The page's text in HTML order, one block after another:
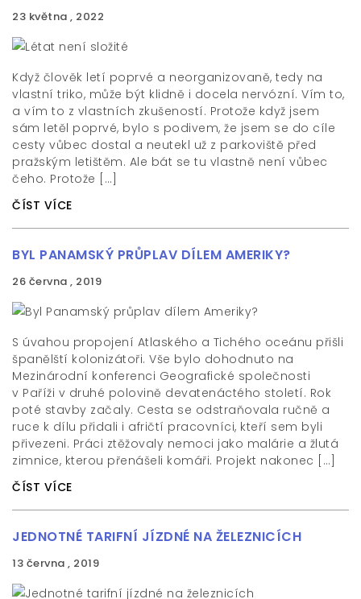
23 května , 2022
Když člověk letí poprvé a neorganizovaně, tedy na
vlastní triko, může být klidně i docela nervózní. Vím to,
a vím to z vlastních zkušeností. Protože když jsem
sám letěl poprvé, bylo s podivem, že jsem se do cíle
cesty vůbec dostal a neutekl už z parkoviště před
pražským letištěm. Ale bát se tu vlastně není vůbec
čeho. Protože […]
ČÍST VÍCE
BYL PANAMSKÝ PRŮPLAV DÍLEM AMERIKY?
26 června , 2019
S úvahou propojení Atlaského a Tichého oceánu přišli
španělští kolonizátoři. Vše bylo dohodnuto na
Mezinárodní konferenci Geografické společnosti
v Paříži v druhé polovině devatenáctého století. Rok
poté stavby začaly. Cesta se odstraňovala ručně a
ruce k dílu přidali i afričtí pracovníci, kteří sem byli
přivezeni. Práci ztěžovaly nemoci jako malárie a žlutá
zimnice, kterou přenášeli komáři. Projekt nakonec […]
ČÍST VÍCE
JEDNOTNÉ TARIFNÍ JÍZDNÉ NA ŽELEZNICÍCH
13 června , 2019